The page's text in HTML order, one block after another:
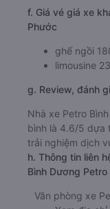
f. Giá vé giá xe
Phước
ghế ngồi
limousine
g. Review, đánh
Nhà xe Petro
bình là 4.6/5 dựa
trải nghiệm dịch
h. Thông tin liên
Bình Dương
Văn phòng xe